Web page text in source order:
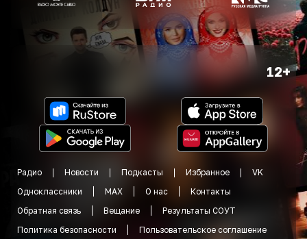
12+
Радио Новости Подкасты Избранное
VK
Одноклассники
MAX О нас
Контакты
Обратная связь
Вещание
Результаты СОУТ
Политика безопасности
Пользовательское соглашение